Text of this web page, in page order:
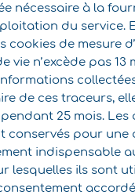
nécessaire à la
du service.
cookies de mesure
vie n’excède pas 13
de ces traceurs,
25 mois. Les
conservés pour une
indispensable
lesquelles ils sont
accordé